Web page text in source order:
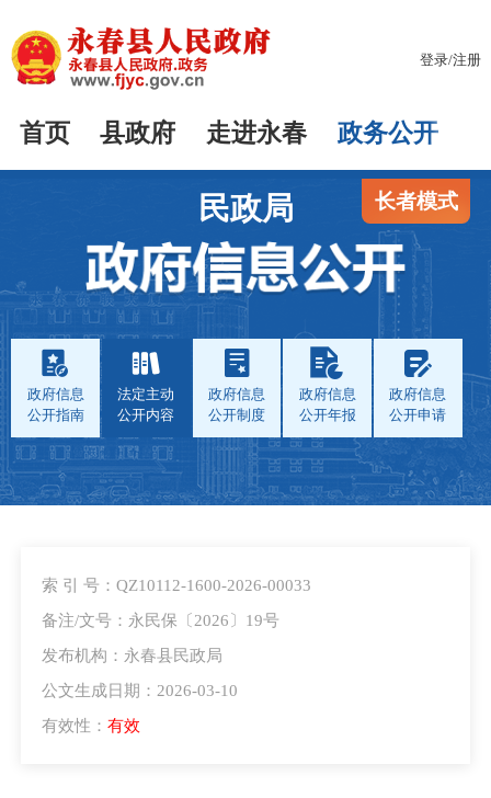
登录/注册
首页 县政府 走进永春 政务公开
长者模式
民政局
政府信息
公开指南
法定主动
公开内容
政府信息
公开制度
政府信息
公开年报
政府信息
公开申请
索 引 号：QZ10112-1600-2026-00033
备注/文号：永民保〔2026〕19号
发布机构：永春县民政局
公文生成日期：2026-03-10
有效性： 有效